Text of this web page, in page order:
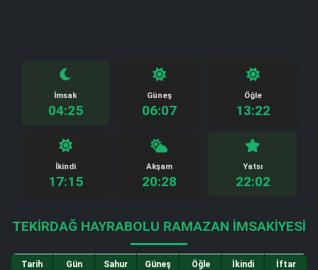
İmsak
04:25
Güneş
06:07
Öğle
13:22
İkindi
17:15
Akşam
20:28
Yatsı
22:02
TEKIRDAĞ HAYRABOLU RAMAZAN İMSAKIYESI
Tarih Gün Sahur Güneş Öğle İkindi İftar